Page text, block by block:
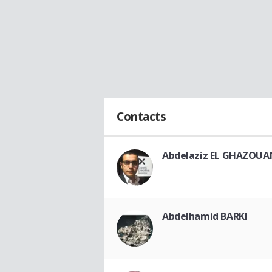
Contacts
Abdelaziz EL
Abdelhamid BARKI